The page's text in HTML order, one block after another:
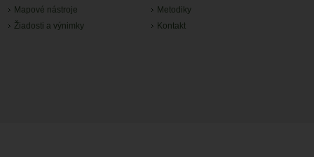
Mapové nástroje
Žiadosti a výnimky
Metodiky
Kontakt